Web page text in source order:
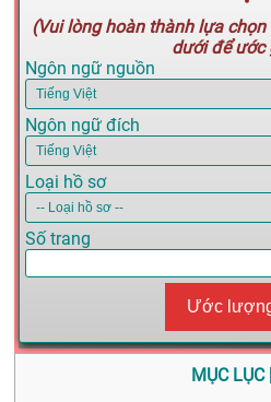
(Vui lòng hoàn thành lựa
dưới để ước
Ngôn ngữ nguồn
Ngôn ngữ đích
Loại hồ sơ
Số trang
Ước
MỤC LỤC